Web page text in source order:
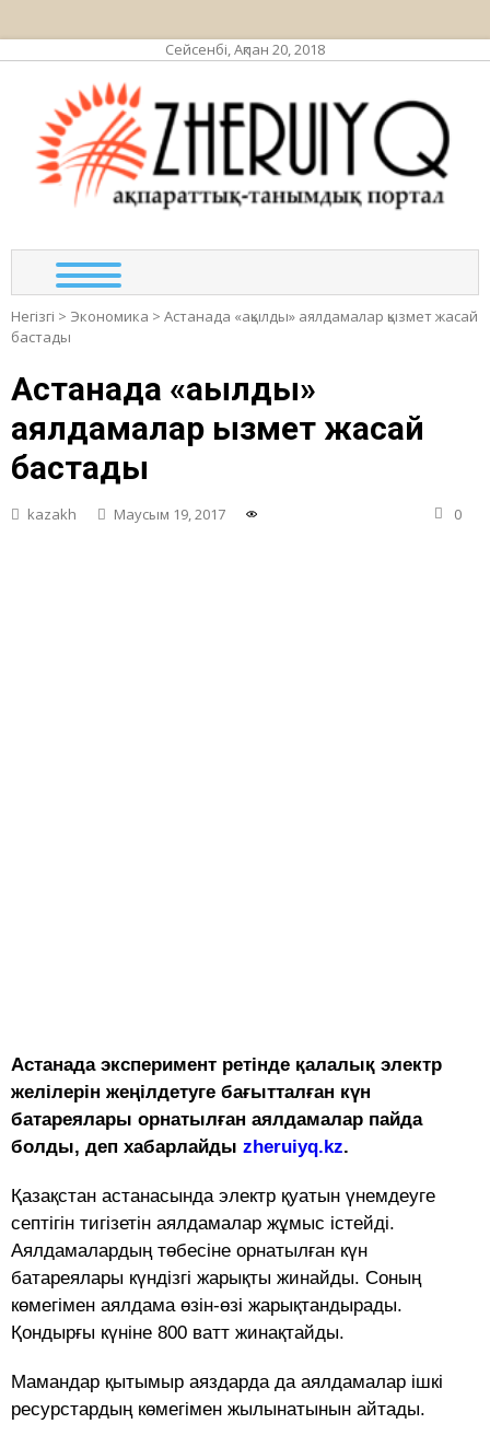
Сейсенбі, Ақпан 20, 2018
Негізгі > Экономика > Астанада «ақылды» аялдамалар қызмет жасай
бастады
Астанада «ақылды»
аялдамалар қызмет жасай
бастады
kazakh Маусым 19, 2017 0
Астанада эксперимент ретінде қалалық электр
желілерін жеңілдетуге бағытталған күн
батареялары орнатылған аялдамалар пайда
болды, деп хабарлайды zheruiyq.kz.
Қазақстан астанасында электр қуатын үнемдеуге
септігін тигізетін аялдамалар жұмыс істейді.
Аялдамалардың төбесіне орнатылған күн
батареялары күндізгі жарықты жинайды. Соның
көмегімен аялдама өзін-өзі жарықтандырады.
Қондырғы күніне 800 ватт жинақтайды.
Мамандар қытымыр аяздарда да аялдамалар ішкі
ресурстардың көмегімен жылынатынын айтады.